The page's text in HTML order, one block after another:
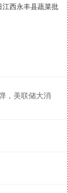
西永丰县蔬菜批
，美联储大消